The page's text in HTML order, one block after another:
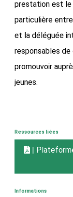
prestation est
particulière
et la déléguée
responsables
promouvoir
jeunes.
Ressources liées
|
Informations